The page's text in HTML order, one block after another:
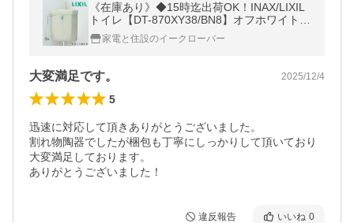
《在庫あり》◆15時迄出荷OK！INAX/LIXIL
トイレ【DT-870XY38/BN8】オフホワイト
左給水 防露式隅付ロータンク タンク部のみ
手洗付
家電と住設のイークローバー
大変満足です。 2025/12/4
5
迅速に対応して頂きありがとうございました。
割れ物陶器でしたが梱包も丁寧にしっかりして頂いており
大変満足しております。
ありがとうございました！
違反報告 いいね 0